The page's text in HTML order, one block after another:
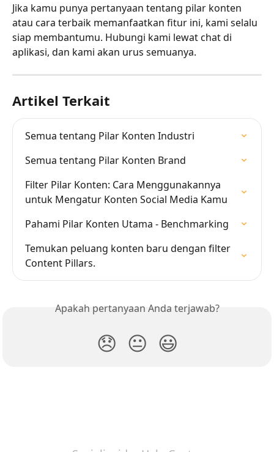
Jika kamu punya pertanyaan tentang pilar konten
atau cara terbaik memanfaatkan fitur ini, kami selalu
siap membantumu. Hubungi kami lewat chat di
aplikasi, dan kami akan urus semuanya.
Artikel Terkait
Semua tentang Pilar Konten Industri
Semua tentang Pilar Konten Brand
Filter Pilar Konten: Cara Menggunakannya
untuk Mengatur Konten Social Media Kamu
Pahami Pilar Konten Utama - Benchmarking
Temukan peluang konten baru dengan filter
Content Pillars.
Apakah pertanyaan Anda terjawab?
😞 😐 😃